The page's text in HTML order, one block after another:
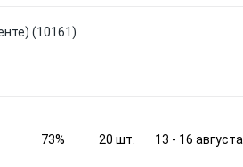
(10161)
73% 20 шт. 13 - 16 августа